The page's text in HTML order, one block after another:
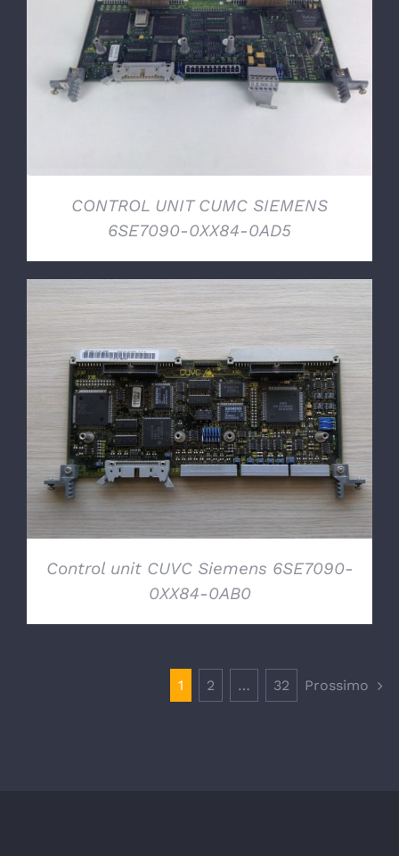
DETTAGLI
CONTROL UNIT CUMC SIEMENS
6SE7090-0XX84-0AD5
DETTAGLI
Control unit CUVC Siemens 6SE7090-
0XX84-0AB0
1 2 … 32 Prossimo